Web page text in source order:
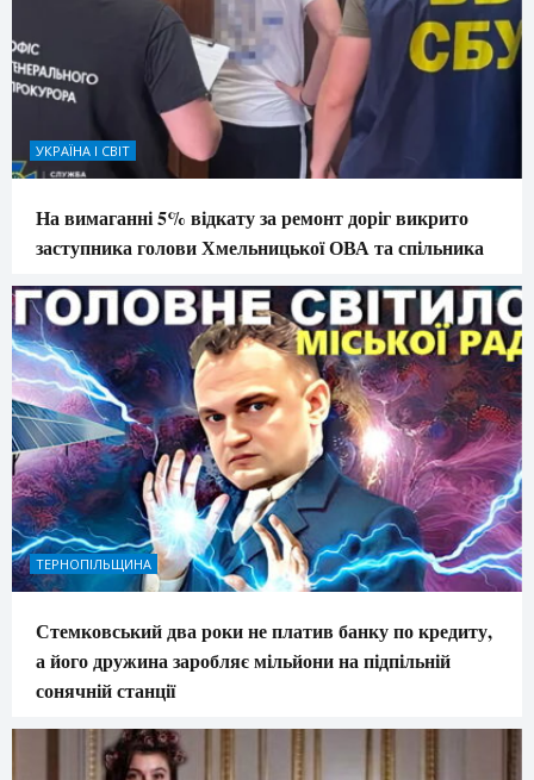
УКРАЇНА І СВІТ
На вимаганні 5% відкату за ремонт доріг викрито
заступника голови Хмельницької ОВА та спільника
ТЕРНОПІЛЬЩИНА
Стемковський два роки не платив банку по кредиту,
а його дружина заробляє мільйони на підпільній
сонячній станції